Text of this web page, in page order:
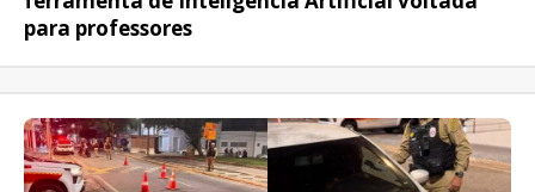
para professores